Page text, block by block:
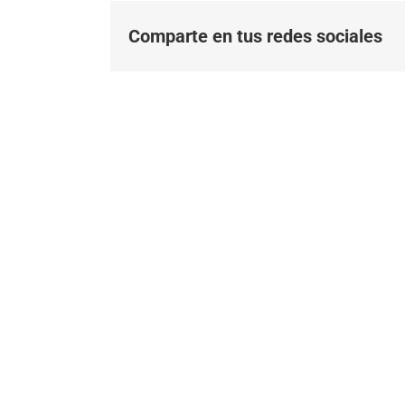
Comparte en tus redes sociales